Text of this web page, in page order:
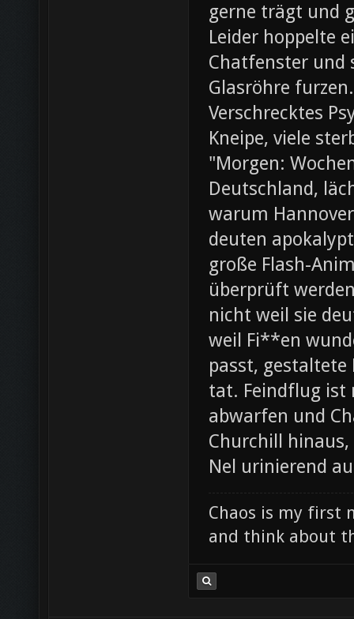
gerne trägt und
Leider hoppelte
Chatfenster und
Glasröhre furzen.
Verschrecktes
Kneipe, viele
"Morgen:
Deutschland,
warum
deuten
große Flash-
überprüft
nicht weil sie
weil Fi**en
passt, gestaltete
tat. Feindflug ist
abwarfen und
Churchill
Nel urinierend
Chaos is my first
and think about